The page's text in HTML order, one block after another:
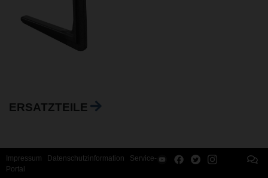
ERSATZTEILE
Impressum Datenschutzinformation
Service-
Portal